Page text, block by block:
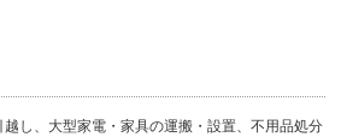
越し、大型家電・家具の運搬・設置、不用品処分